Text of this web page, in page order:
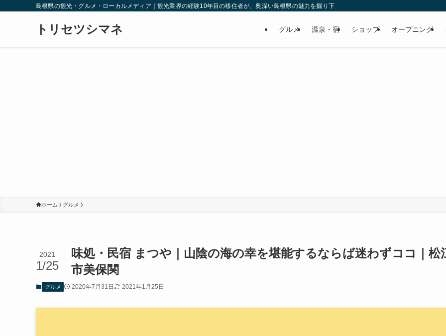
島根県の観光・グルメ・ローカルメディア｜観光業界の経験10年目の移住者が、奥深い島根県の魅力を掘り下げてみた
トリセツシマネ グルメ 温泉・宿 ショップ オープニング
ホーム グルメ
味処・民宿 まつや｜山陰の海の幸を堪能するならば迷わずココ｜松
市美保関
2021
1/25
グルメ 2020年7月31日 2021年1月25日